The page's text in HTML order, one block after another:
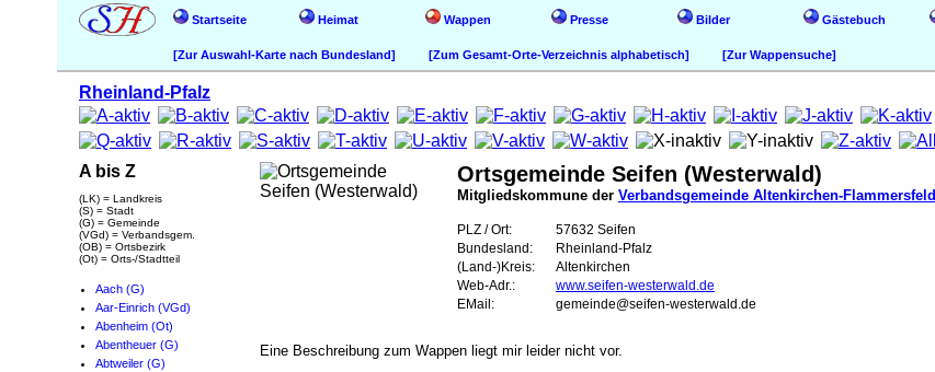
Startseite Heimat Wappen Presse Bilder Gästebuch
[Zur Auswahl-Karte nach Bundesland] [Zum Gesamt-Orte-Verzeichnis alphabetisch] [Zur Wappensuche]
Rheinland-Pfalz
A bis Z
(LK) = Landkreis
(S) = Stadt
(G) = Gemeinde
(VGd) = Verbandsgem.
(OB) = Ortsbezirk
(Ot) = Orts-/Stadtteil
Aach (G)
Aar-Einrich (VGd)
Abenheim (Ot)
Abentheuer (G)
Abtweiler (G)
Ortsgemeinde Seifen (Westerwald)
Mitgliedskommune der Verbandsgemeinde Altenkirchen-Flammersfeld
PLZ / Ort:
57632 Seifen
Bundesland:
Rheinland-Pfalz
(Land-)Kreis:
Altenkirchen
Web-Adr.:
www.seifen-westerwald.de
EMail:
gemeinde@seifen-westerwald.de
Eine Beschreibung zum Wappen liegt mir leider nicht vor.